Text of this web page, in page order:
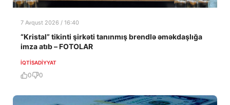
7 Avqust 2026 / 16:40
“Kristal” tikinti şirkəti tanınmış brendlə əməkdaşlığa
imza atıb – FOTOLAR
İQTISADIYYAT
0 0